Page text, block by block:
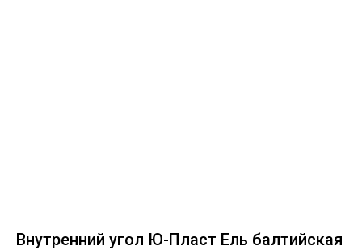
Внутренний угол Ю-Пласт Ель балтийская